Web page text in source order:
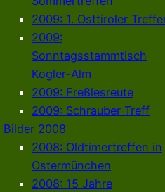
2009: 1. Osttiroler
2009:
Sonntagsstammtisch
Kogler-Alm
2009: Freßlesreute
2009: Schrauber Treff
Bilder 2008
2008: Oldtimertreffen in
Ostermünchen
2008: 15 Jahre